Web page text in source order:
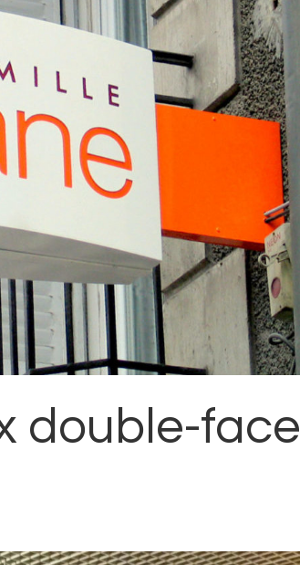
double-face